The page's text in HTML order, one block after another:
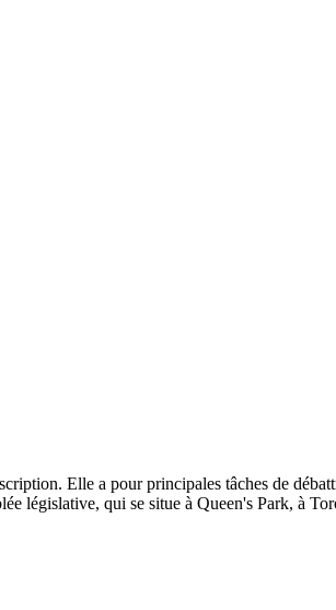
Elle a pour principales tâches de
législative, qui se situe à Queen's Park, à